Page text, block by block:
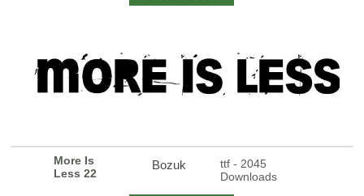
More Is
Less 22
Bozuk
ttf - 2045
Downloads